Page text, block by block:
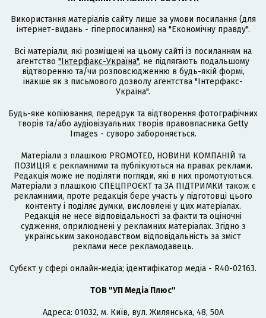
Використання матеріалів сайту лише за умови посилання (для
інтернет-видань - гіперпосилання) на "Економічну правду".
Всі матеріали, які розміщені на цьому сайті із посиланням на
агентство "Інтерфакс-Україна", не підлягають подальшому
відтворенню та/чи розповсюдженню в будь-якій формі,
інакше як з письмового дозволу агентства "Інтерфакс-
Україна".
Будь-яке копіювання, передрук та відтворення фотографічних
творів та/або аудіовізуальних творів правовласника Getty
Images - суворо забороняється.
Матеріали з плашкою PROMOTED, НОВИНИ КОМПАНІЙ та
ПОЗИЦІЯ є рекламними та публікуються на правах реклами.
Редакція може не поділяти погляди, які в них промотуються.
Матеріали з плашкою СПЕЦПРОЄКТ та ЗА ПІДТРИМКИ також є
рекламними, проте редакція бере участь у підготовці цього
контенту і поділяє думки, висловлені у цих матеріалах.
Редакція не несе відповідальності за факти та оціночні
судження, оприлюднені у рекламних матеріалах. Згідно з
українським законодавством відповідальність за зміст
реклами несе рекламодавець.
Cубєкт у сфері онлайн-медіа; ідентифікатор медіа - R40-02163.
ТОВ "УП Медіа Плюс"
Адреса: 01032, м. Київ, вул. Жилянська, 48, 50А